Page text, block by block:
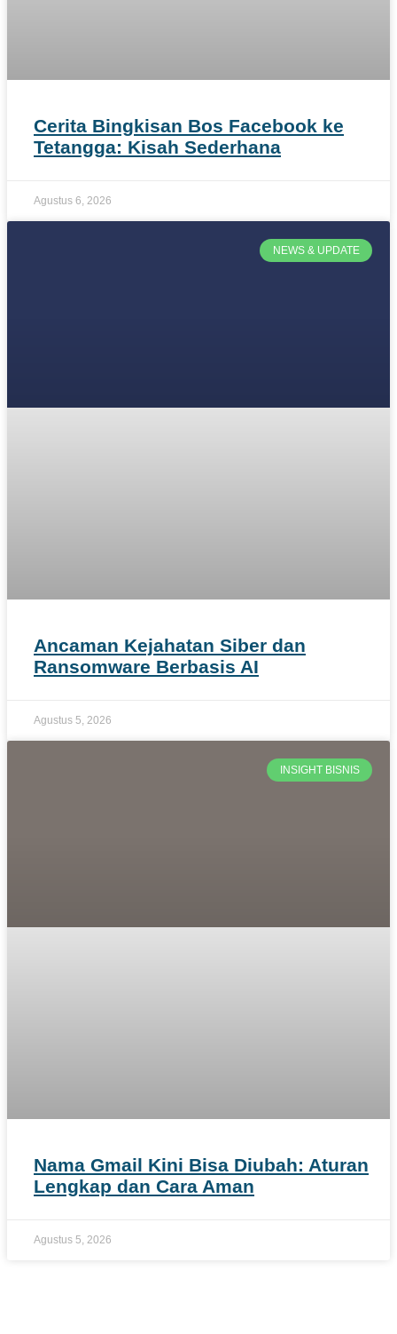
Cerita Bingkisan Bos Facebook ke
Tetangga: Kisah Sederhana
Agustus 6, 2026
NEWS & UPDATE
Ancaman Kejahatan Siber dan
Ransomware Berbasis AI
Agustus 5, 2026
INSIGHT BISNIS
Nama Gmail Kini Bisa Diubah: Aturan
Lengkap dan Cara Aman
Agustus 5, 2026